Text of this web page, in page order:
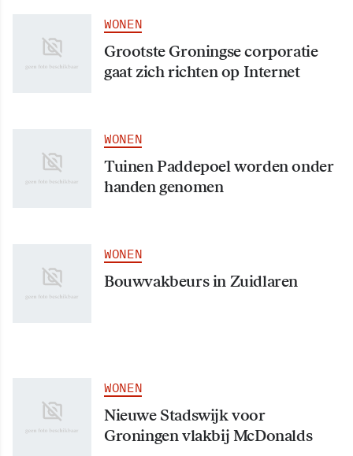
WONEN
Grootste Groningse corporatie
gaat zich richten op Internet
WONEN
Tuinen Paddepoel worden onder
handen genomen
WONEN
Bouwvakbeurs in Zuidlaren
WONEN
Nieuwe Stadswijk voor
Groningen vlakbij McDonalds